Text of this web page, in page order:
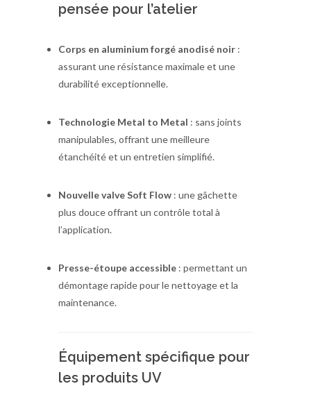
pensée pour l’atelier
Corps en aluminium forgé anodisé noir :
assurant une résistance maximale et une
durabilité exceptionnelle.
Technologie Metal to Metal : sans joints
manipulables, offrant une meilleure
étanchéité et un entretien simplifié.
Nouvelle valve Soft Flow : une gâchette
plus douce offrant un contrôle total à
l’application.
Presse-étoupe accessible : permettant un
démontage rapide pour le nettoyage et la
maintenance.
Équipement spécifique pour
les produits UV